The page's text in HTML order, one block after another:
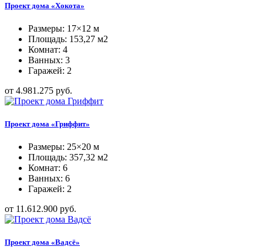
Проект дома «Хокота»
Размеры: 17×12 м
Площадь: 153,27 м2
Комнат: 4
Ванных: 3
Гаражей: 2
от 4.981.275 руб.
Проект дома «Гриффит»
Размеры: 25×20 м
Площадь: 357,32 м2
Комнат: 6
Ванных: 6
Гаражей: 2
от 11.612.900 руб.
Проект дома «Вадсё»